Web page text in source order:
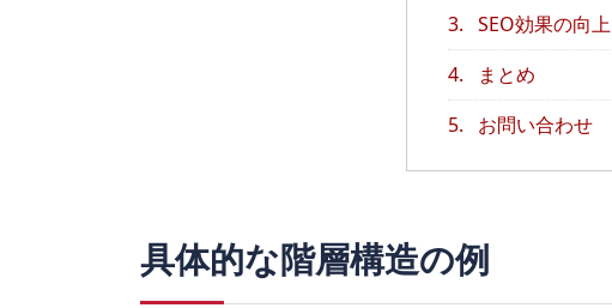
3. SEO効果の向上
4.
まとめ
5.
お問い合わせ
具体的な階層構造の例